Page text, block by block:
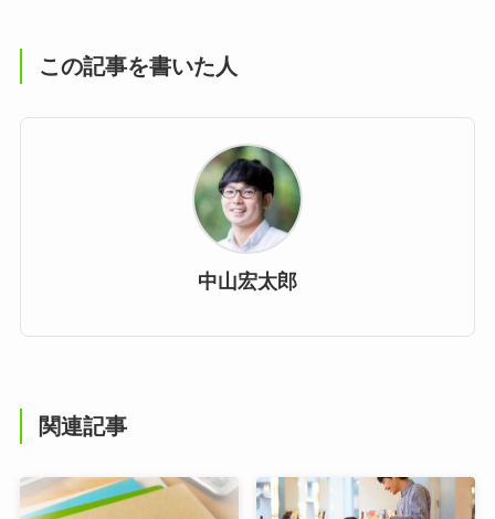
この記事を書いた人
中山宏太郎
関連記事